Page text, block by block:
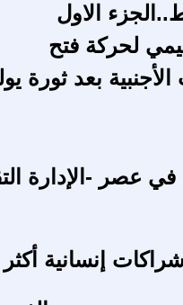
الاول
لحركة فتح
بعد ثورة
عصر -الإدارة
إنسانية أكثر